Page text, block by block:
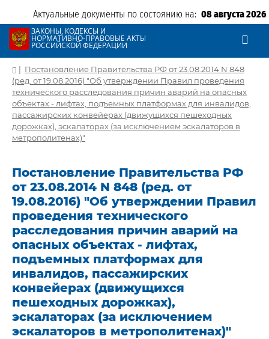
Актуальные документы по состоянию на: 08 августа 2026
ЗАКОНЫ, КОДЕКСЫ И
НОРМАТИВНО-ПРАВОВЫЕ АКТЫ
РОССИЙСКОЙ ФЕДЕРАЦИИ
| Постановление Правительства РФ от 23.08.2014 N 848
(ред. от 19.08.2016) "Об утверждении Правил проведения
технического расследования причин аварий на опасных
объектах - лифтах, подъемных платформах для инвалидов,
пассажирских конвейерах (движущихся пешеходных
дорожках), эскалаторах (за исключением эскалаторов в
метрополитенах)"
Постановление Правительства РФ
от 23.08.2014 N 848 (ред. от
19.08.2016) "Об утверждении Правил
проведения технического
расследования причин аварий на
опасных объектах - лифтах,
подъемных платформах для
инвалидов, пассажирских
конвейерах (движущихся
пешеходных дорожках),
эскалаторах (за исключением
эскалаторов в метрополитенах)"